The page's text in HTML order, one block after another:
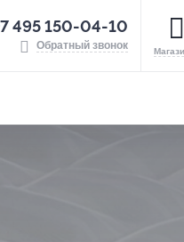
495 150-04-10
Обратный звонок